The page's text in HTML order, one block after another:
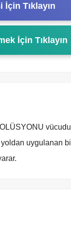
İçin Tıklayın
İçin Tıklayın
uygulanan